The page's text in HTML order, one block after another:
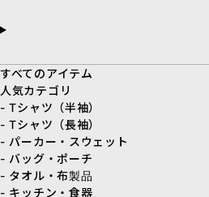
すべてのアイテム
人気カテゴリ
- Tシャツ（半袖）
- Tシャツ（長袖）
- パーカー・スウェット
- バッグ・ポーチ
- タオル・布製品
- キッチン・食器